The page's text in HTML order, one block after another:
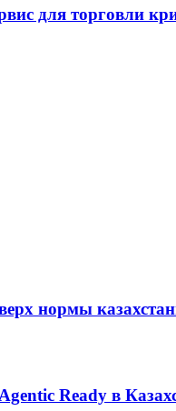
для торговли
нормы
Ready в